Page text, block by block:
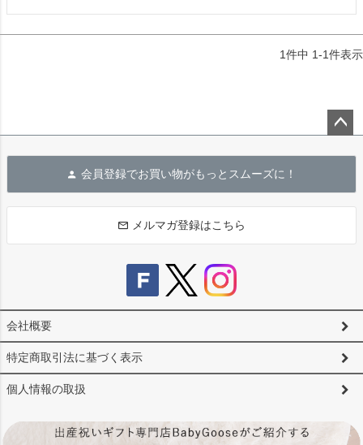
1件中 1-1件表示
へ
会員登録でお買い物がもっとスムーズに！
メルマガ登録はこちら
会社概要
特定商取引法に基づく表示
個人情報の取扱